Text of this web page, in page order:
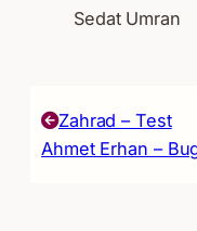
Sedat Umran
Zahrad – Test
Ahmet Erhan –